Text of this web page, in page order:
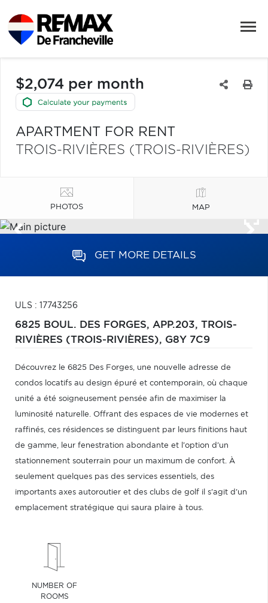
$2,074 per month
APARTMENT FOR RENT
TROIS-RIVIÈRES (TROIS-RIVIÈRES)
PHOTOS MAP
GET MORE DETAILS
ULS : 17743256
6825 BOUL. DES FORGES, APP.203, TROIS-
RIVIÈRES (TROIS-RIVIÈRES), G8Y 7C9
Découvrez le 6825 Des Forges, une nouvelle adresse de
condos locatifs au design épuré et contemporain, où chaque
unité a été soigneusement pensée afin de maximiser la
luminosité naturelle. Offrant des espaces de vie modernes et
raffinés, ces résidences se distinguent par leurs finitions haut
de gamme, leur fenestration abondante et l'option d'un
stationnement souterrain pour un maximum de confort. À
seulement quelques pas des services essentiels, des
importants axes autoroutier et des clubs de golf il s'agit d'un
emplacement stratégique qui saura plaire à tous.
NUMBER OF
ROOMS